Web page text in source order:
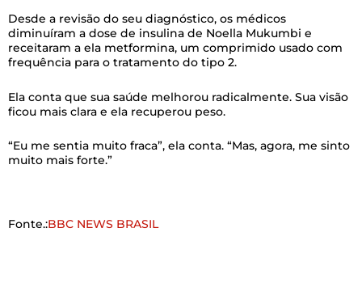
Desde a revisão do seu diagnóstico, os médicos
diminuíram a dose de insulina de Noella Mukumbi e
receitaram a ela metformina, um comprimido usado com
frequência para o tratamento do tipo 2.
Ela conta que sua saúde melhorou radicalmente. Sua visão
ficou mais clara e ela recuperou peso.
“Eu me sentia muito fraca”, ela conta. “Mas, agora, me sinto
muito mais forte.”
Fonte.:BBC NEWS BRASIL